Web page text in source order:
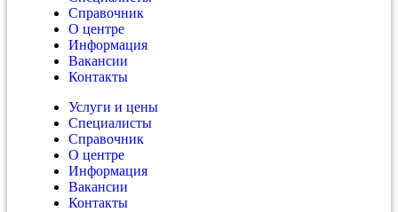
Справочник
О центре
Информация
Вакансии
Контакты
Услуги и цены
Специалисты
Справочник
О центре
Информация
Вакансии
Контакты